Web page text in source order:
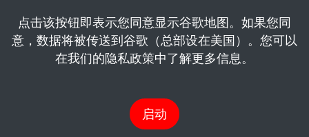
点击该按钮即表示您同意显示谷歌地图。如果您同
意，数据将被传送到谷歌（总部设在美国）。您可以
在我们的隐私政策中了解更多信息。
启动